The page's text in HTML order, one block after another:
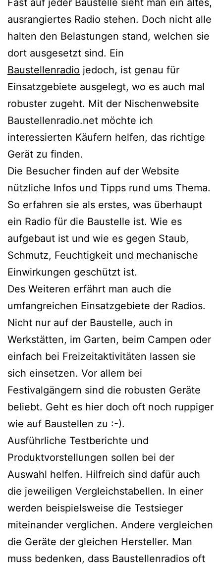
ausrangiertes Radio stehen. Doch nicht alle
halten den Belastungen stand, welchen sie
dort ausgesetzt sind. Ein
Baustellenradio jedoch, ist genau für
Einsatzgebiete ausgelegt, wo es auch mal
robuster zugeht. Mit der Nischenwebsite
Baustellenradio.net möchte ich
interessierten Käufern helfen, das richtige
Gerät zu finden.
Die Besucher finden auf der Website
nützliche Infos und Tipps rund ums Thema.
So erfahren sie als erstes, was überhaupt
ein Radio für die Baustelle ist. Wie es
aufgebaut ist und wie es gegen Staub,
Schmutz, Feuchtigkeit und mechanische
Einwirkungen geschützt ist.
Des Weiteren erfährt man auch die
umfangreichen Einsatzgebiete der Radios.
Nicht nur auf der Baustelle, auch in
Werkstätten, im Garten, beim Campen oder
einfach bei Freizeitaktivitäten lassen sie
sich einsetzen. Vor allem bei
Festivalgängern sind die robusten Geräte
beliebt. Geht es hier doch oft noch ruppiger
wie auf Baustellen zu :-).
Ausführliche Testberichte und
Produktvorstellungen sollen bei der
Auswahl helfen. Hilfreich sind dafür auch
die jeweiligen Vergleichstabellen. In einer
werden beispielsweise die Testsieger
miteinander verglichen. Andere vergleichen
die Geräte der gleichen Hersteller. Man
muss bedenken, dass Baustellenradios oft